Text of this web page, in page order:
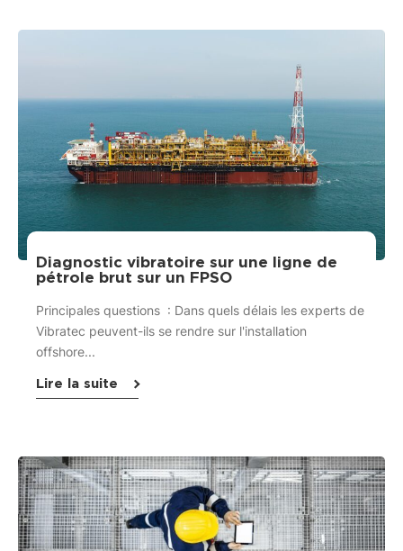
Diagnostic vibratoire sur une ligne de
pétrole brut sur un FPSO
Principales questions : Dans quels délais les experts de
Vibratec peuvent-ils se rendre sur l'installation
offshore...
Lire la suite